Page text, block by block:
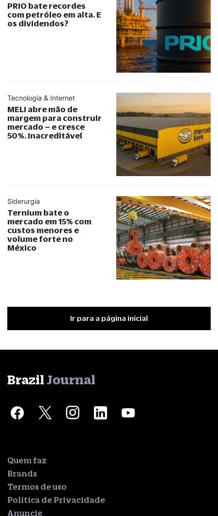
PRIO bate recordes
com petróleo em alta. E
os dividendos?
Tecnologia & Internet
MELI abre mão de
margem para construir
mercado – e cresce
50%. Inacreditável
Siderurgia
Ternium bate o
mercado em 15% com
custos menores e
volume forte no
México
Ir para a página inicial
Brazil Journal
Quem faz
Brands
Termos de uso
Política de Privacidade
Anuncie